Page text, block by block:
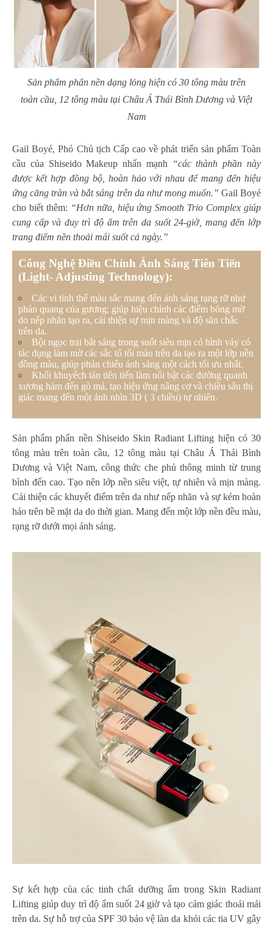
Sản phẩm phấn nền dạng lỏng hiện có 30 tông màu trên
toàn cầu, 12 tông màu tại Châu Á Thái Bình Dương và Việt
Nam
Gail Boyé, Phó Chủ tịch Cấp cao về phát triển sản phẩm Toàn
cầu của Shiseido Makeup nhấn mạnh
“các thành phần này
được kết hợp đồng bộ, hoàn hảo với nhau để mang đến hiệu
ứng căng tràn và bắt sáng trên da như mong muốn.” Gail Boyé
cho biết thêm: “Hơn nữa, hiệu ứng Smooth Trio Complex giúp
cung cấp và duy trì độ ẩm trên da suốt 24-giờ, mang đến lớp
trang điểm nền thoải mái suốt cả ngày.”
Công Nghệ Điều Chỉnh Ánh Sáng Tiên Tiến
(Light- Adjusting Technology):
Các vi tinh thể màu sắc mang đến ánh sáng rạng rỡ như
phản quang của gương; giúp hiệu chỉnh các điểm bóng mờ
do nếp nhăn tạo ra, cải thiện sự mịn màng và độ săn chắc
trên da.
Bột ngọc trai bắt sáng trong suốt siêu mịn có hình vảy có
tác dụng làm mờ các sắc tố tối màu trên da tạo ra một lớp nền
đồng màu, giúp phản chiếu ánh sáng một cách tối ưu nhất.
Khối khuyếch tán tiên tiến làm nổi bật các đường quanh
xương hàm đến gò má, tạo hiệu ứng nâng cơ và chiều sâu thị
giác mang đến một ánh nhìn 3D ( 3 chiều) tự nhiên.
Sản phẩm phấn nền Shiseido Skin Radiant Lifting hiện có 30
tông màu trên toàn cầu, 12 tông màu tại Châu Á Thái Bình
Dương và Việt Nam, công thức che phủ thông minh từ trung
bình đến cao. Tạo nên lớp nền siêu việt, tự nhiên và mịn màng.
Cải thiện các khuyết điểm trên da như nếp nhăn và sự kém hoàn
hảo trên bề mặt da do thời gian. Mang đến một lớp nền đều màu,
rạng rỡ dưới mọi ánh sáng.
Sự kết hợp của các tinh chất dưỡng ẩm trong Skin Radiant
Lifting giúp duy trì độ ẩm suốt 24 giờ và tạo cảm giác thoải mái
trên da. Sự hỗ trợ của SPF 30 bảo vệ làn da khỏi các tia UV gây